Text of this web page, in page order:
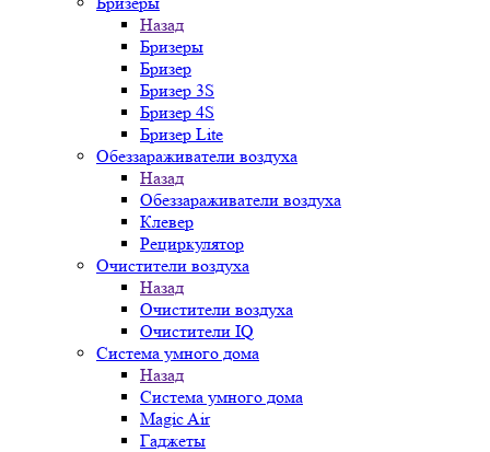
Назад
Бризеры
Бризер
Бризер 3S
Бризер 4S
Бризер Lite
Обеззараживатели воздуха
Назад
Обеззараживатели воздуха
Клевер
Рециркулятор
Очистители воздуха
Назад
Очистители воздуха
Очистители IQ
Система умного дома
Назад
Система умного дома
Magic Air
Гаджеты